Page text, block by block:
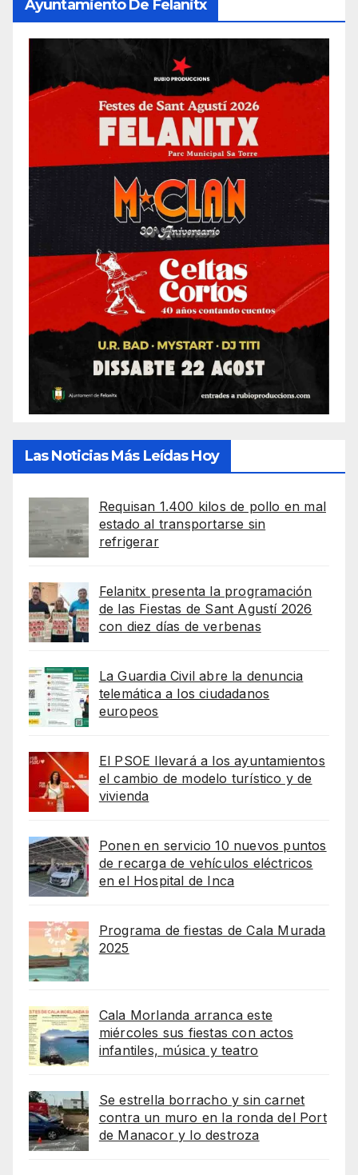
Ayuntamiento De Felanitx
Las Noticias Más Leídas Hoy
Requisan 1.400 kilos de pollo en mal
estado al transportarse sin
refrigerar
Felanitx presenta la programación
de las Fiestas de Sant Agustí 2026
con diez días de verbenas
La Guardia Civil abre la denuncia
telemática a los ciudadanos
europeos
El PSOE llevará a los ayuntamientos
el cambio de modelo turístico y de
vivienda
Ponen en servicio 10 nuevos puntos
de recarga de vehículos eléctricos
en el Hospital de Inca
Programa de fiestas de Cala Murada
2025
Cala Morlanda arranca este
miércoles sus fiestas con actos
infantiles, música y teatro
Se estrella borracho y sin carnet
contra un muro en la ronda del Port
de Manacor y lo destroza